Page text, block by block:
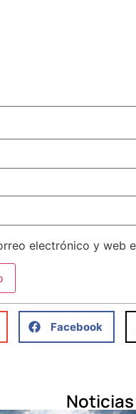
electrónico y web
Facebook